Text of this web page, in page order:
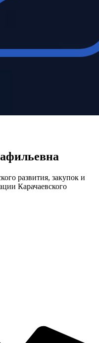
развития, закупок и
Карачаевского